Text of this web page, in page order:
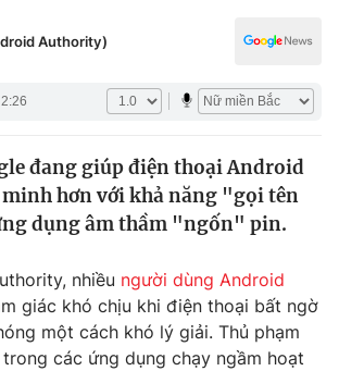
tế
Authority)
2:26
đang giúp điện thoại Android
hơn với khả năng "gọi tên
dụng âm thầm "ngốn" pin.
nhiều người dùng Android
giác khó chịu khi điện thoại bất ngờ
một cách khó lý giải. Thủ phạm
các ứng dụng chạy ngầm hoạt